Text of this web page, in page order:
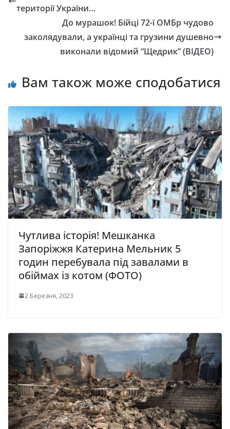
території України…
До мурашок! Бійці 72-ї ОМБр чудово
заколядували, а українці та грузини душевно
виконали відомий “Щедрик” (ВІДЕО)
Вам також може сподобатися
Чутлива історія! Мешканка
Запоріжжя Катерина Мельник 5
годин перебувала під завалами в
обіймах із котом (ФОТО)
2 Березня, 2023